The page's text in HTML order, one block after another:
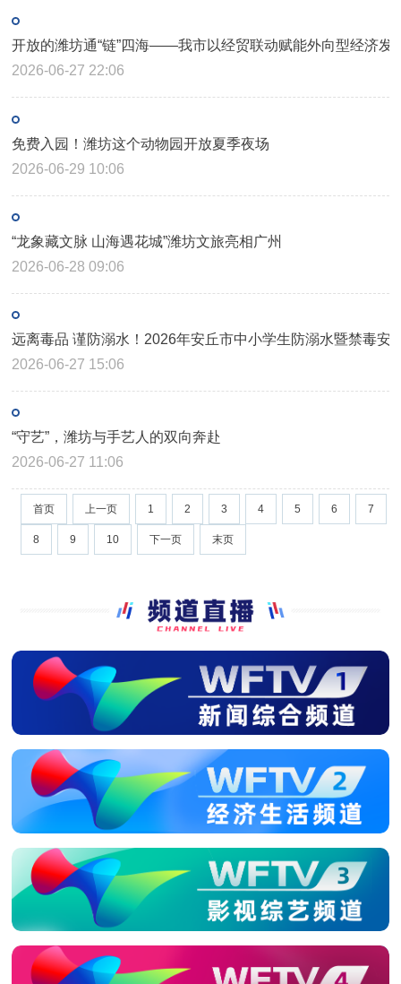
开放的潍坊通“链”四海——我市以经贸联动赋能外向型经济发
2026-06-27 22:06
免费入园！潍坊这个动物园开放夏季夜场
2026-06-29 10:06
“龙象藏文脉 山海遇花城”潍坊文旅亮相广州
2026-06-28 09:06
远离毒品 谨防溺水！2026年安丘市中小学生防溺水暨禁毒安
2026-06-27 15:06
“守艺”，潍坊与手艺人的双向奔赴
2026-06-27 11:06
首页 上一页 1 2 3 4 5 6 7
8 9 10 下一页 末页